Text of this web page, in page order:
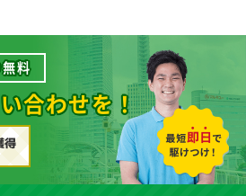
料
合わせを！
得